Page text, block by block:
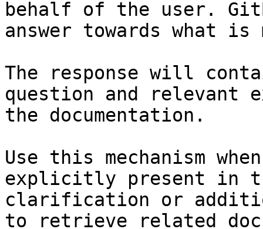
behalf of the user.
answer towards what
The response will
question and relevant
the documentation.
Use this mechanism
explicitly present in
clarification or